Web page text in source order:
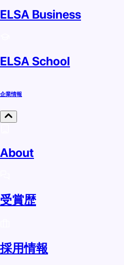
ELSA Business
ELSA School
企業情報
About
受賞歴
採用情報